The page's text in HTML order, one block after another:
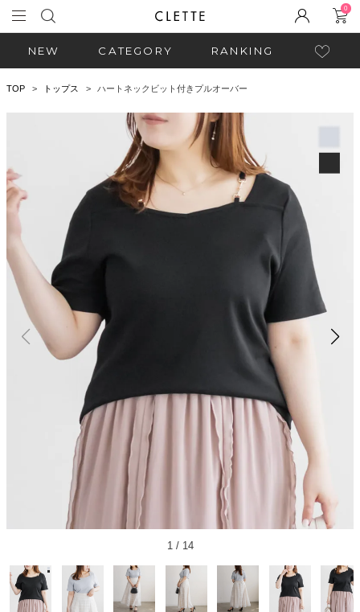
0
NEW CATEGORY RANKING
TOP トップス ハートネックビット付きプルオーバー
1/ 14